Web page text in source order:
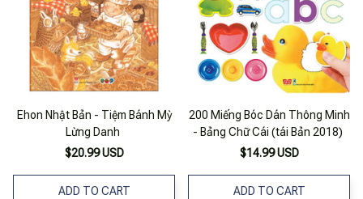
Ehon Nhật Bản - Tiệm Bánh Mỳ
Lừng Danh
$20.99 USD
ADD TO CART
200 Miếng Bóc Dán Thông Minh
- Bảng Chữ Cái (tái Bản 2018)
$14.99 USD
ADD TO CART